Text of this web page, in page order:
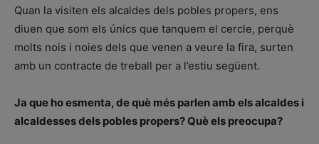
Quan la visiten els alcaldes dels pobles propers, ens
diuen que som els únics que tanquem el cercle, perquè
molts nois i noies dels que venen a veure la fira, surten
amb un contracte de treball per a l’estiu següent.
Ja que ho esmenta, de què més parlen amb els alcaldes i
alcaldesses dels pobles propers? Què els preocupa?